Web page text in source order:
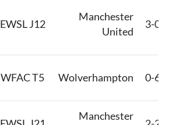
EWSL J12
Manchester
United
3-0
WFAC T5 Wolverhampton 0-6
Manchester